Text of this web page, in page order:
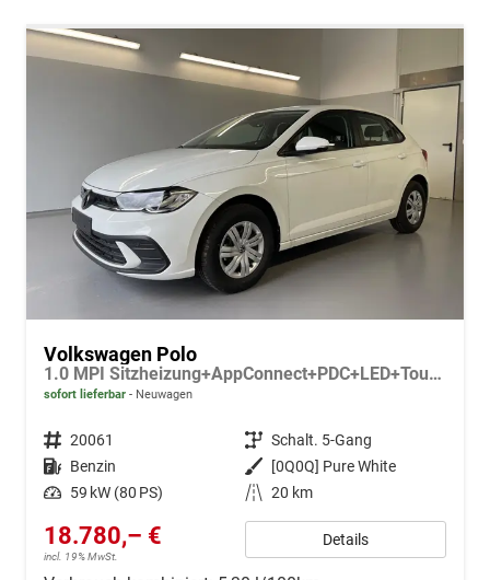
Volkswagen Polo
1.0 MPI Sitzheizung+AppConnect+PDC+LED+Touch+Lichtsensor+MultiLenkrad
sofort lieferbar Neuwagen
Fahrzeugnr. 20061 Getriebe Schalt. 5-Gang
Kraftstoff Benzin Außenfarbe
[0Q0Q] Pure White
Leistung 59 kW (80 PS) Kilometerstand 20 km
18.780,– €
incl. 19% MwSt.
Details